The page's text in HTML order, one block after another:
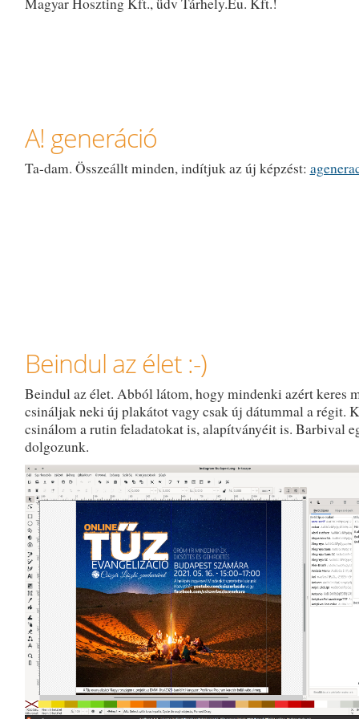
Magyar Hoszting Kft., üdv Tárhely.Eu. Kft.!
A! generáció
Ta-dam. Összeállt minden, indítjuk az új képzést:
Beindul az élet :-)
Beindul az élet. Abból látom, hogy mindenki azért keres
csináljak neki új plakátot vagy csak új dátummal a régit.
csinálom a rutin feladatokat is, alapítványéit is. Barbival
dolgozunk.